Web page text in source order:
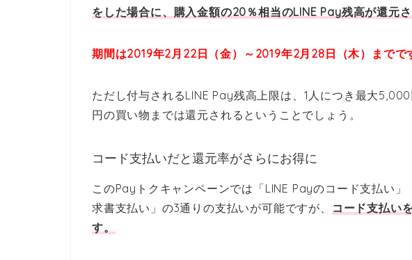
をした場合に、購入金額の20％相当のLINE Pay残高が還元さ
期間は2019年2月22日（金）～2019年2月28日（木）までで
ただし付与されるLINE Pay残高上限は、1人につき最大
円の買い物までは還元されるということでしょう。
コード支払いだと還元率がさらにお得に
このPayトクキャンペーンでは「LINE Payのコード支払い
求書支払い」の3通りの支払いが可能ですが、
コード支払い
す。